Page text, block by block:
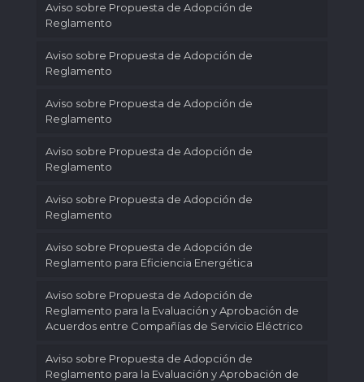
Aviso sobre Propuesta de Adopción de
Reglamento
Aviso sobre Propuesta de Adopción de
Reglamento
Aviso sobre Propuesta de Adopción de
Reglamento
Aviso sobre Propuesta de Adopción de
Reglamento
Aviso sobre Propuesta de Adopción de
Reglamento
Aviso sobre Propuesta de Adopción de
Reglamento para Eficiencia Energética
Aviso sobre Propuesta de Adopción de
Reglamento para la Evaluación y Aprobación de
Acuerdos entre Compañías de Servicio Eléctrico
Aviso sobre Propuesta de Adopción de
Reglamento para la Evaluación y Aprobación de